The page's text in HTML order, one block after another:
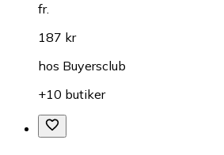
fr.
187 kr
hos Buyersclub
+10 butiker